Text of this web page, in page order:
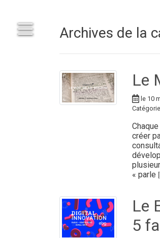
Archives de la
Le
le 10
créer
« parle
Le
5